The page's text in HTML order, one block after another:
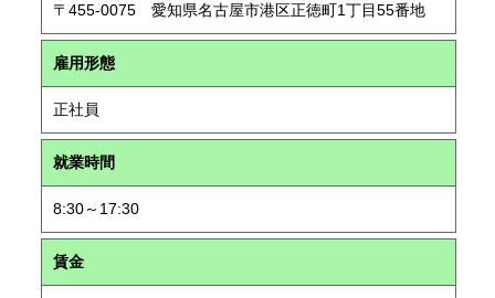
〒455-0075 愛知県名古屋市港区正徳町1丁目55番地
雇用形態
正社員
就業時間
8:30～17:30
賃金